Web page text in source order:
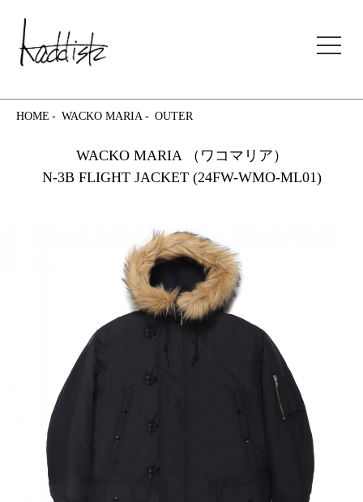
kaddish development store
HOME WACKO MARIA OUTER
WACKO MARIA （ワコマリア）
N-3B FLIGHT JACKET (24FW-WMO-ML01)